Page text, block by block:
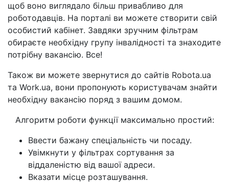
щоб воно виглядало більш привабливо для
роботодавців. На порталі ви можете створити свій
особистий кабінет. Завдяки зручним фільтрам
обираєте необхідну групу інвалідності та знаходите
потрібну вакансію. Все!
Також ви можете звернутися до сайтів Robota.ua
та Work.ua, вони пропонують користувачам знайти
необхідну вакансію поряд з вашим домом.
Алгоритм роботи функції максимально простий:
Ввести бажану спеціальність чи посаду.
Увімкнути у фільтрах сортування за
віддаленістю від вашої адреси.
Вказати місце розташування.